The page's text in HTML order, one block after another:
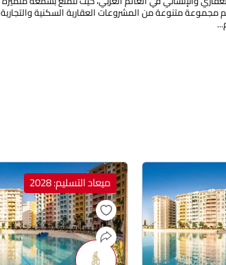
مجموعة متنوعة من المشروعات العقارية السكنية والتجارية
ميعاد التسليم: 2028